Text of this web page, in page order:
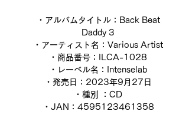
・アルバムタイトル：Back Beat
Daddy 3
・アーティスト名：Various Artist
・商品番号：ILCA-1028
・レーベル名：Intenselab
・発売日：2023年9月27日
・種別 ：CD
・JAN：4595123461358